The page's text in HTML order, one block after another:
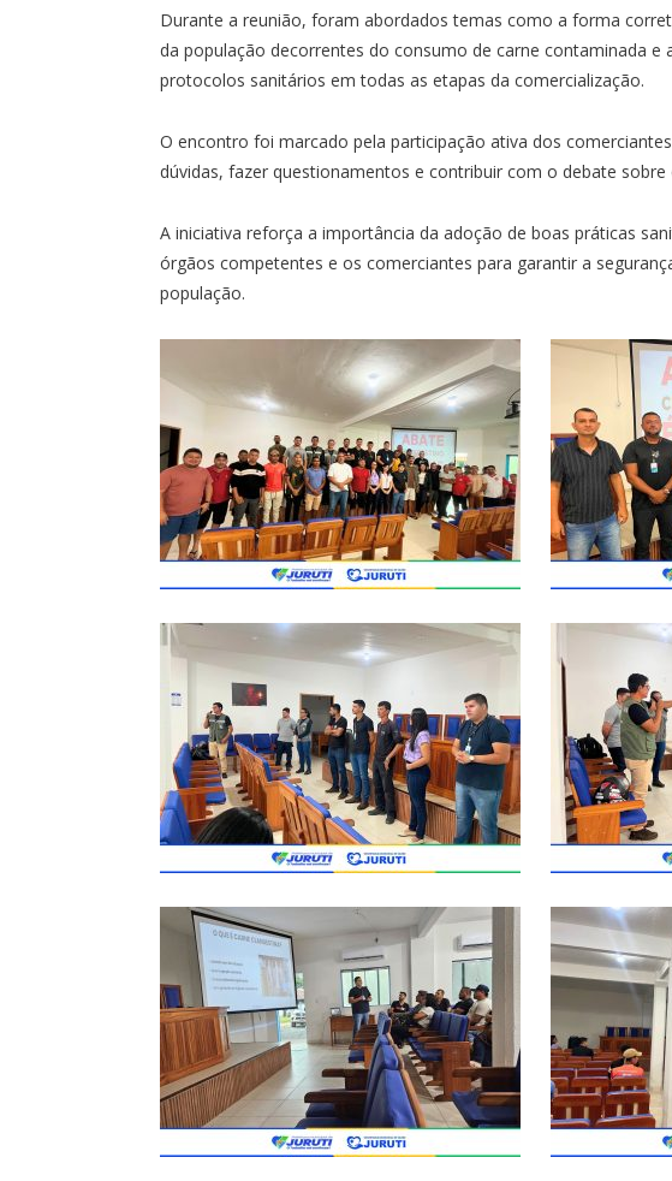
Durante a reunião, foram abordados temas como a forma
da população decorrentes do consumo de carne contaminada
protocolos sanitários em todas as etapas da comercialização.
O encontro foi marcado pela participação ativa dos
dúvidas, fazer questionamentos e contribuir com o debate sobre
A iniciativa reforça a importância da adoção de boas práticas
órgãos competentes e os comerciantes para garantir a
população.